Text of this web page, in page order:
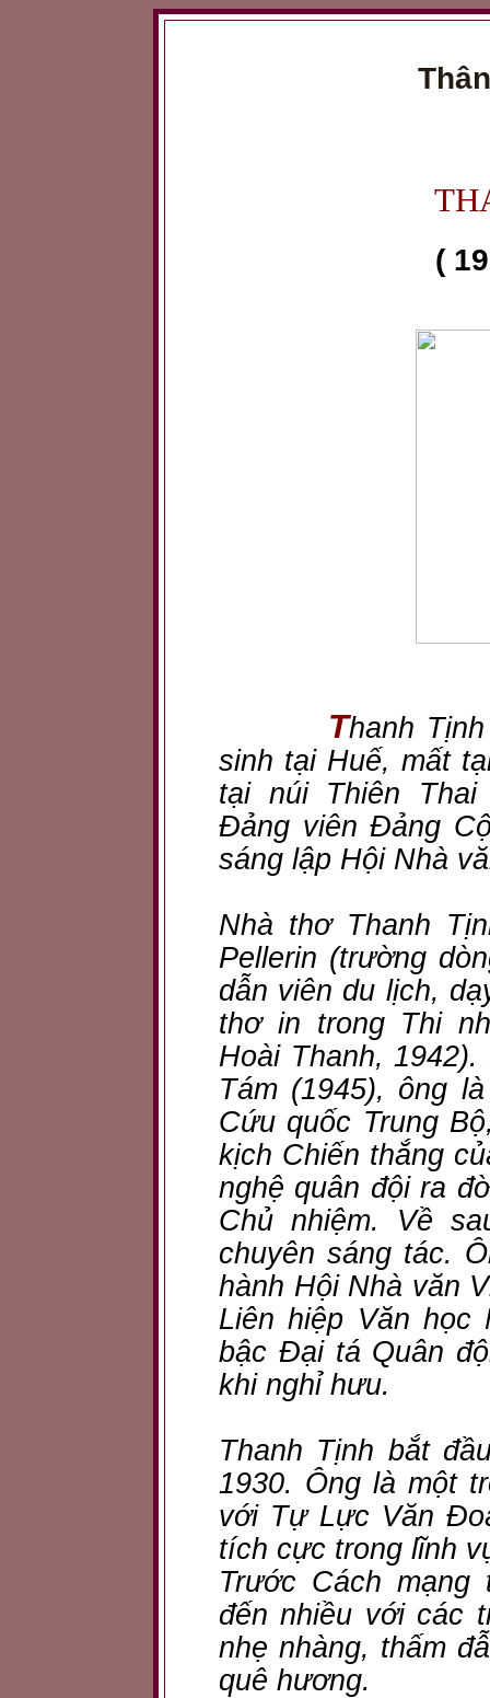
(
Thanh
sinh tại Huế, mất
tại núi Thiên
Đảng viên Đảng
sáng lập Hội Nhà
Nhà thơ Thanh
Pellerin (trường
dẫn viên du lịch,
thơ in trong Thi
Hoài Thanh,
Tám (1945), ông
Cứu quốc Trung
kịch Chiến thắng
nghệ quân đội ra
Chủ nhiệm. Về
chuyên sáng tác.
hành Hội Nhà văn
Liên hiệp Văn học
bậc Đại tá Quân
khi nghỉ hưu.
Thanh Tịnh bắt
1930. Ông là một
với Tự Lực Văn
tích cực trong lĩnh
Trước Cách mạng
đến nhiều với các
nhẹ nhàng, thấm
quê hương.